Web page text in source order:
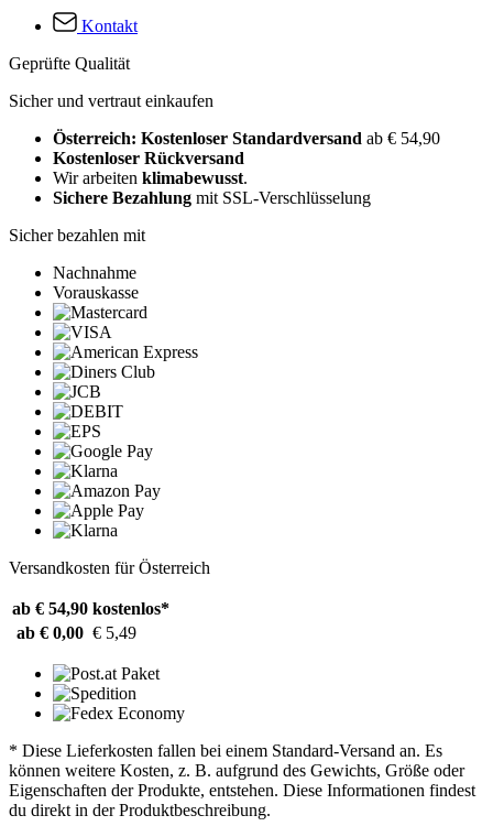
Kontakt
Geprüfte Qualität
Sicher und vertraut einkaufen
Österreich: Kostenloser Standardversand ab € 54,90
Kostenloser Rückversand
Wir arbeiten klimabewusst.
Sichere Bezahlung mit SSL-Verschlüsselung
Sicher bezahlen mit
Nachnahme
Vorauskasse
Versandkosten für Österreich
ab € 54,90 kostenlos*
ab € 0,00 € 5,49
* Diese Lieferkosten fallen bei einem Standard-Versand an. Es
können weitere Kosten, z. B. aufgrund des Gewichts, Größe oder
Eigenschaften der Produkte, entstehen. Diese Informationen findest
du direkt in der Produktbeschreibung.